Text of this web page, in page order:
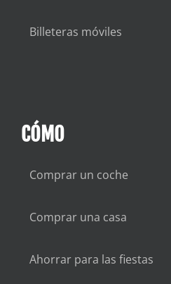
Billeteras móviles
CÓMO
Comprar un coche
Comprar una casa
Ahorrar para las fiestas